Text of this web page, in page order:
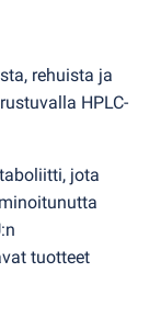
rehuista ja
HPLC-
jota
tuotteet